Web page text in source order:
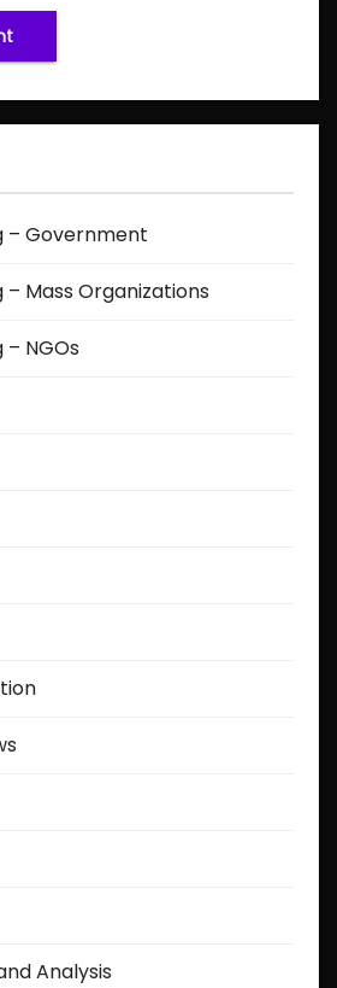
– Government
Mass Organizations
NGOs
Analysis